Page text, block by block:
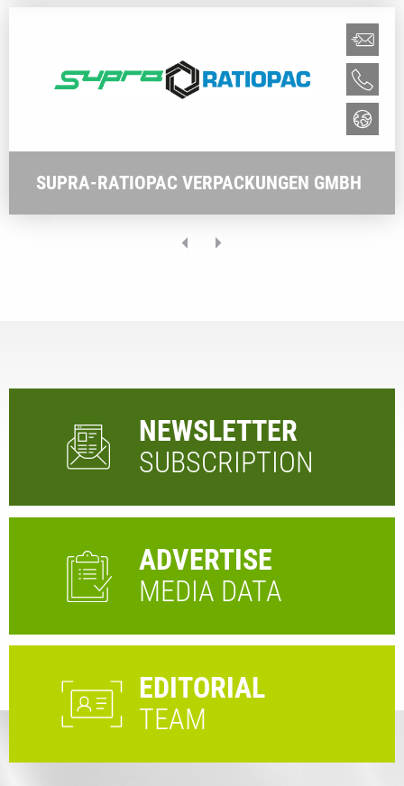
SUPRA-RATIOPAC VERPACKUNGEN GMBH
NEWSLETTER
SUBSCRIPTION
ADVERTISE
MEDIA DATA
EDITORIAL
TEAM